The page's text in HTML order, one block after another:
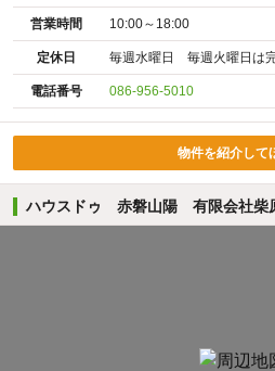
営業時間 10:00～18:00
定休日 毎週水曜日 毎週火曜日は完
電話番号 086-956-5010
物件を紹介して
ハウスドゥ 赤磐山陽 有限会社柴